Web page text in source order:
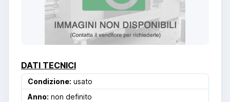
DATI TECNICI
Condizione: usato
Anno: non definito